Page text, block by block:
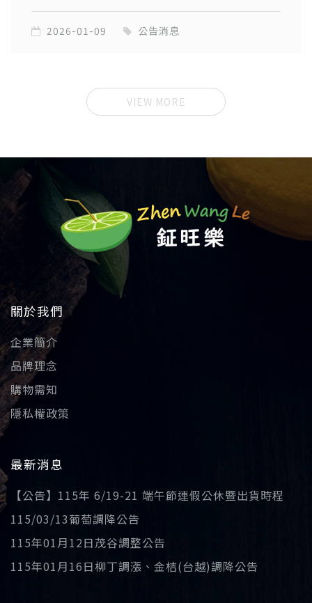
2026-01-09 公告消息
VIEW MORE
關於我們
企業簡介
品牌理念
購物需知
隱私權政策
最新消息
【公告】115年 6/19-21 端午節連假公休暨出貨時程
115/03/13葡萄調降公告
115年01月12日茂谷調整公告
115年01月16日柳丁調漲、金桔(台越)調降公告